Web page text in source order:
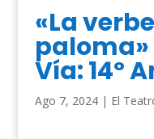
«La
paloma»
Vía: 14º
Ago 7, 2024| El